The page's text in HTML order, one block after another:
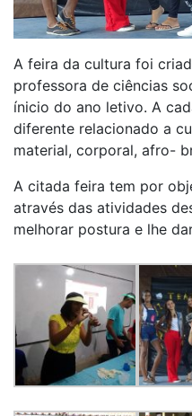
A feira da cultura foi
professora de ciências
ínicio do ano letivo. A
diferente relacionado a
material, corporal, afro-
A citada feira tem por
através das atividades
melhorar postura e lhe